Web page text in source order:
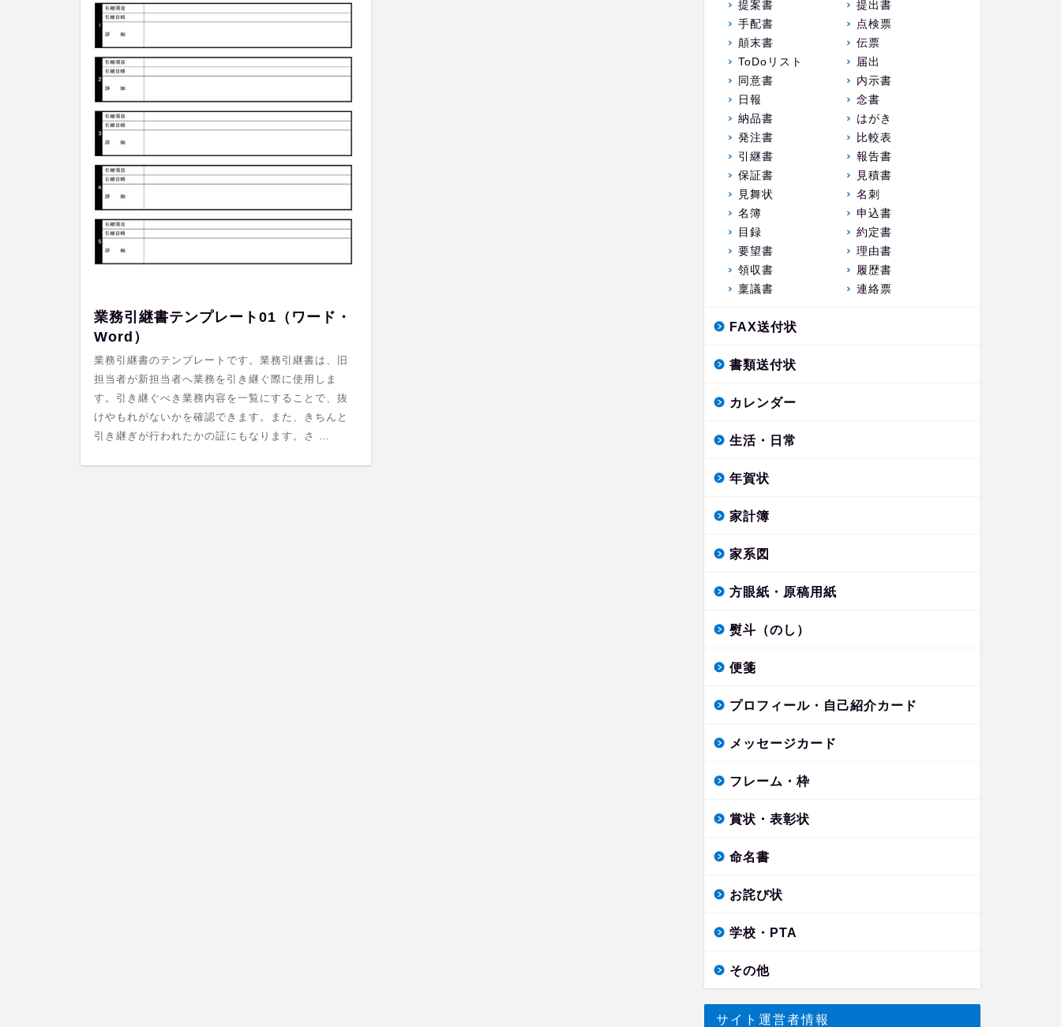
業務引継書テンプレート01（ワード・
Word）
業務引継書のテンプレートです。業務引継書は、旧
担当者が新担当者へ業務を引き継ぐ際に使用しま
す。引き継ぐべき業務内容を一覧にすることで、抜
けやもれがないかを確認できます。また、きちんと
引き継ぎが行われたかの証にもなります。さ …
提案書
提出書
手配書
点検票
顛末書
伝票
ToDoリスト
届出
同意書
内示書
日報
念書
納品書
はがき
発注書
比較表
引継書
報告書
保証書
見積書
見舞状
名刺
名簿
申込書
目録
約定書
要望書
理由書
領収書
履歴書
稟議書
連絡票
FAX送付状
書類送付状
カレンダー
生活・日常
年賀状
家計簿
家系図
方眼紙・原稿用紙
熨斗（のし）
便箋
プロフィール・自己紹介カード
メッセージカード
フレーム・枠
賞状・表彰状
命名書
お詫び状
学校・PTA
その他
サイト運営者情報